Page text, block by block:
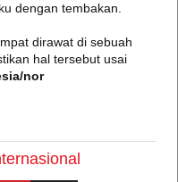
dengan tembakan.
dirawat di sebuah
hal tersebut usai
nor